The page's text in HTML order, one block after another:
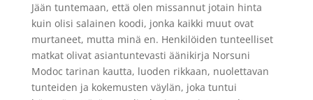
Jään tuntemaan, että olen missannut jotain hinta
kuin olisi salainen koodi, jonka kaikki muut ovat
murtaneet, mutta minä en. Henkilöiden tunteelliset
matkat olivat asiantuntevasti äänikirja Norsuni
Modoc tarinan kautta, luoden rikkaan, nuolettavan
tunteiden ja kokemusten väylän, joka tuntui